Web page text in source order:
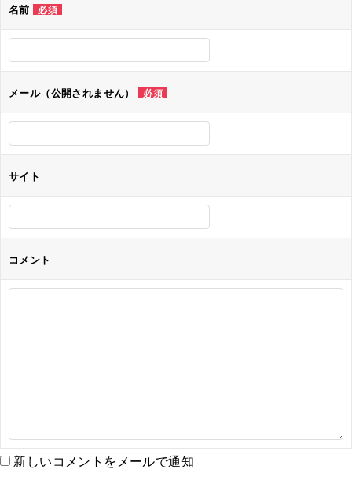
シ
名前 必須
メール（公開されません） 必須
サイト
コメント
新しいコメントをメールで通知